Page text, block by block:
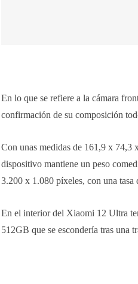
En lo que se refiere a la cámara
confirmación de su composición
Con unas medidas de 161,9 x 74,3
dispositivo mantiene un peso
3.200 x 1.080 píxeles, con una
En el interior del Xiaomi 12 Ultra
512GB que se escondería tras una